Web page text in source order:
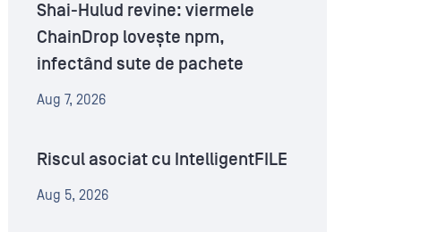
Shai-Hulud revine: viermele
ChainDrop lovește npm,
infectând sute de pachete
Aug 7, 2026
Riscul asociat cu IntelligentFILE
Aug 5, 2026